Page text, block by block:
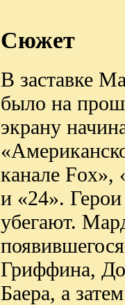
Сюжет
В заставке
было на
экрану
канале Fox»,
и «24».
убегают.
Гриффина,
Баера, а